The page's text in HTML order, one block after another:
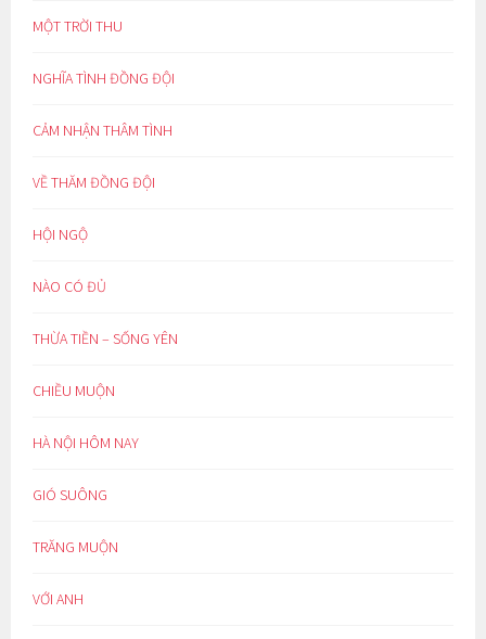
MỘT TRỜI THU
NGHĨA TÌNH ĐỒNG ĐỘI
CẢM NHẬN THÂM TÌNH
VỀ THĂM ĐỒNG ĐỘI
HỘI NGỘ
NÀO CÓ ĐỦ
THỪA TIỀN – SỐNG YÊN
CHIỀU MUỘN
HÀ NỘI HÔM NAY
GIÓ SUÔNG
TRĂNG MUỘN
VỚI ANH